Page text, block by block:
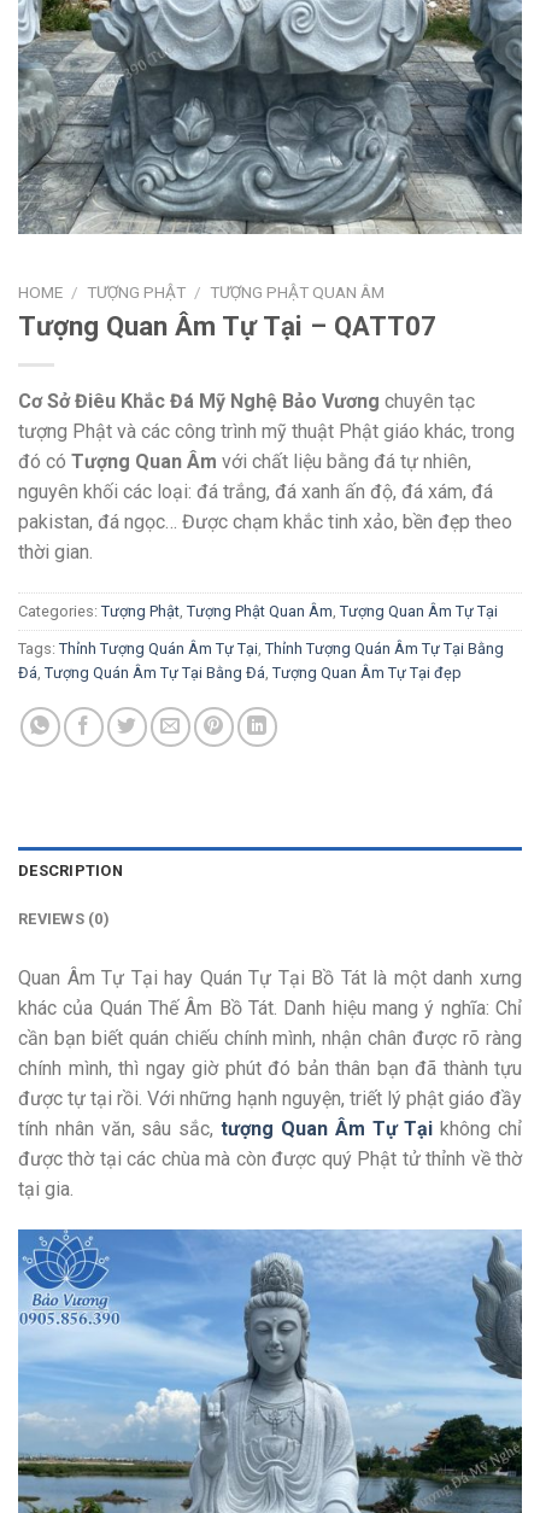
HOME / TƯỢNG PHẬT / TƯỢNG PHẬT QUAN ÂM
Tượng Quan Âm Tự Tại – QATT07
Cơ Sở Điêu Khắc Đá Mỹ Nghệ Bảo Vương chuyên tạc
tượng Phật và các công trình mỹ thuật Phật giáo khác, trong
đó có Tượng Quan Âm với chất liệu bằng đá tự nhiên,
nguyên khối các loại: đá trắng, đá xanh ấn độ, đá xám, đá
pakistan, đá ngọc… Được chạm khắc tinh xảo, bền đẹp theo
thời gian.
Categories: Tượng Phật, Tượng Phật Quan Âm, Tượng Quan Âm Tự Tại
Tags: Thỉnh Tượng Quán Âm Tự Tại, Thỉnh Tượng Quán Âm Tự Tại Bằng
Đá, Tượng Quán Âm Tự Tại Bằng Đá, Tượng Quan Âm Tự Tại đẹp
DESCRIPTION
REVIEWS (0)
Quan Âm Tự Tại hay Quán Tự Tại Bồ Tát là một danh xưng
khác của Quán Thế Âm Bồ Tát. Danh hiệu mang ý nghĩa: Chỉ
cần bạn biết quán chiếu chính mình, nhận chân được rõ ràng
chính mình, thì ngay giờ phút đó bản thân bạn đã thành tựu
được tự tại rồi. Với những hạnh nguyện, triết lý phật giáo đầy
tính nhân văn, sâu sắc,tượng Quan Âm Tự Tại không chỉ
được thờ tại các chùa mà còn được quý Phật tử thỉnh về thờ
tại gia.